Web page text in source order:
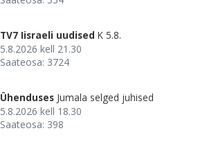
TV7 Iisraeli uudised K 5.8.
5.8.2026 kell 21.30
Saateosa: 3724
Ühenduses Jumala selged juhised
5.8.2026 kell 18.30
Saateosa: 398